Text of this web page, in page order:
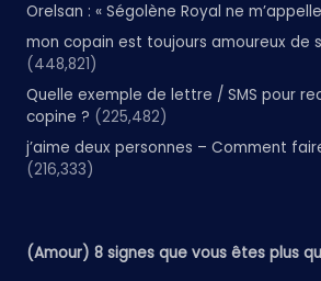
Orelsan : « Ségolène Royal ne
mon copain est toujours amoureux de
(448,821)
Quelle exemple de lettre / SMS pour
copine ? (225,482)
j’aime deux personnes – Comment
(216,333)
(Amour) 8 signes que vous êtes plus